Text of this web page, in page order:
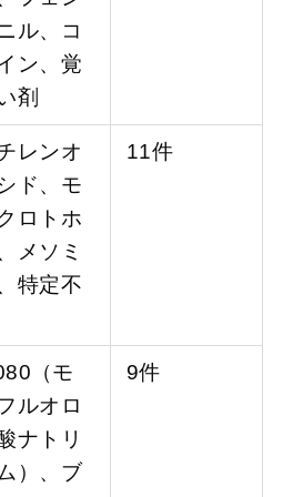
ル、コ
ン、覚
剤
レンオ
ド、モ
ロトホ
メソミ
特定不
11件
（モ
ルオロ
ナトリ
）、ブ
9件